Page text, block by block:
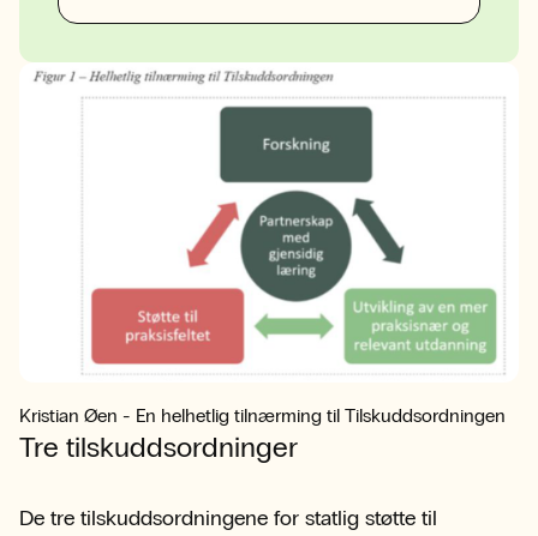
Kristian Øen - En helhetlig tilnærming til Tilskuddsordningen
Tre tilskuddsordninger
De tre tilskuddsordningene for statlig støtte til